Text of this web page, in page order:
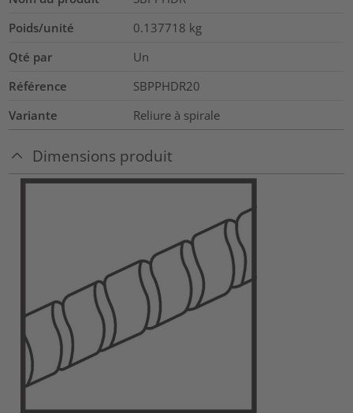
Poids/unité
0.137718 kg
Qté par
Un
Référence
SBPPHDR20
Variante
Reliure à spirale
Dimensions produit